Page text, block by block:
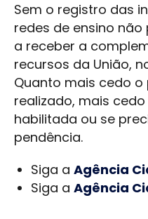
Sem o registro das
redes de ensino
a receber a
recursos da União,
Quanto mais cedo
realizado, mais
habilitada ou se
pendência.
Siga a Agência
Siga a Agência